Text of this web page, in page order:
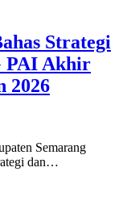
Strategi
PAI Akhir
2026
Semarang
dan…